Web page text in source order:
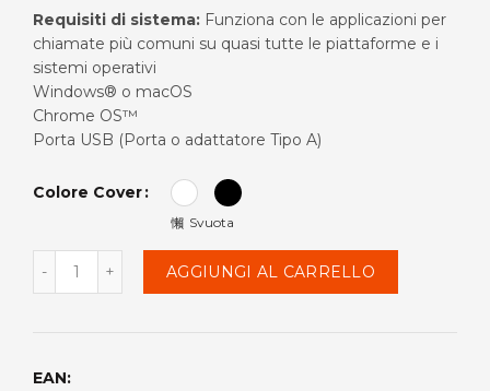
originale
era:
€35.99.
attuale
Requisiti di sistema: Funziona con le applicazioni per
chiamate più comuni su quasi tutte le piattaforme e i
sistemi operativi
Windows® o macOS
Chrome OS™
Porta USB (Porta o adattatore Tipo A)
Colore Cover
Svuota
Quantità
AGGIUNGI AL CARRELLO
EAN: